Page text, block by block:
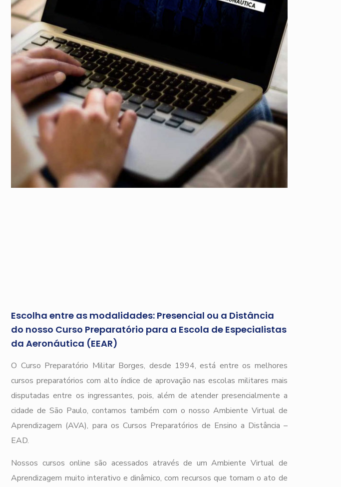
Escolha entre as modalidades: Presencial ou a Distância
do nosso Curso Preparatório para a Escola de Especialistas
da Aeronáutica (EEAR)
O Curso Preparatório Militar Borges, desde 1994, está entre os melhores
cursos preparatórios com alto índice de aprovação nas escolas militares mais
disputadas entre os ingressantes, pois, além de atender presencialmente a
cidade de São Paulo, contamos também com o nosso Ambiente Virtual de
Aprendizagem (AVA), para os Cursos Preparatórios de Ensino a Distância –
EAD.
Nossos cursos online são acessados através de um Ambiente Virtual de
Aprendizagem muito interativo e dinâmico, com recursos que tornam o ato de